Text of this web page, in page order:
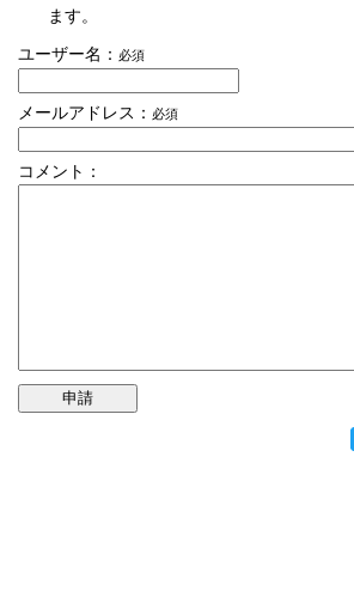
ます。
ユーザー名： 必須
メールアドレス： 必須
コメント：
申請